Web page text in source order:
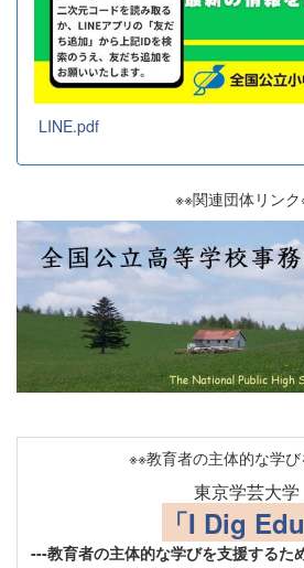
LINE.pdf
※※関連団体リン
※※教育者の主体的な学
東京学芸大学
「I Dig Edu
---教育者の主体的な学びを支援するた